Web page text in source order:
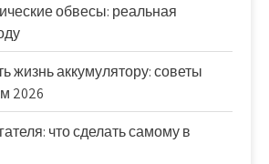
обвесы: реальная
жизнь аккумулятору: советы
2026
что сделать самому в